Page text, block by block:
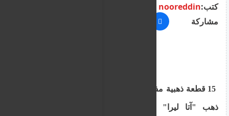
كتب:nooreddin
مشاركة
15 قطعة ذهبية مفقودة: الكشف عن بيع قطعتين من
ذهب "آتا ليرا" من قبل امرأة تركمانية سرقت